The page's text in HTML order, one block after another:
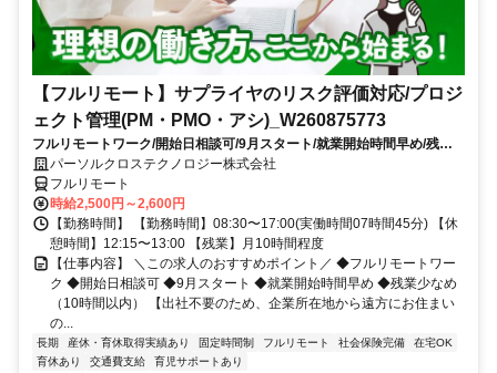
【フルリモート】サプライヤのリスク評価対応/プロジ
ェクト管理(PM・PMO・アシ)_W260875773
フルリモートワーク/開始日相談可/9月スタート/就業開始時間早め/残業
少なめ（10時間以内）
パーソルクロステクノロジー株式会社
フルリモート
時給2,500円～2,600円
【勤務時間】 【勤務時間】08:30〜17:00(実働時間07時間45分) 【休
憩時間】12:15〜13:00 【残業】月10時間程度
【仕事内容】 ＼この求人のおすすめポイント／ ◆フルリモートワー
ク ◆開始日相談可 ◆9月スタート ◆就業開始時間早め ◆残業少なめ
（10時間以内） 【出社不要のため、企業所在地から遠方にお住まい
の...
長期 産休・育休取得実績あり 固定時間制 フルリモート 社会保険完備
在宅OK
育休あり
交通費支給 育児サポートあり